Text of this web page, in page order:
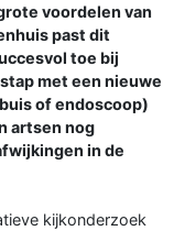
voordelen van
past dit
toe bij
met een nieuwe
of endoscoop)
artsen nog
in de
kijkonderzoek